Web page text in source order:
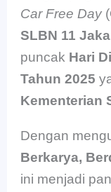
Car Free Day
SLBN 11
puncak Hari
Tahun 2025
Kementerian
Dengan
Berkarya,
ini menjadi